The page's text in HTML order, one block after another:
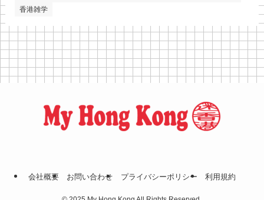
香港雑学
会社概要 お問い合わせ プライバシーポリシー 利⽤規約